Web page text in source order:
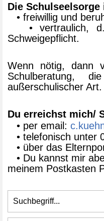
Die
• freiwillig und
• vertraulich,
Schweigepflicht.
Wenn nötig, dann
Schulberatung,
außerschulischer Art.
Du erreichst mich/
• per email:
• telefonisch unter
• über das
• Du kannst mir
meinem Postkasten